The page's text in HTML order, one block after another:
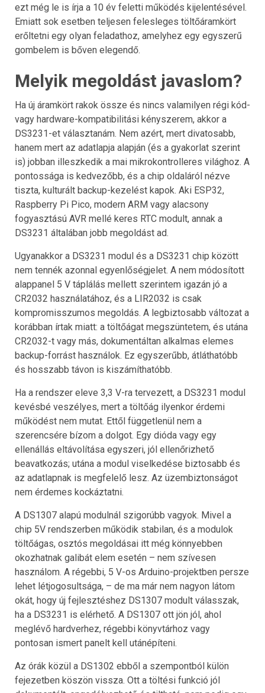
ezt még le is írja a 10 év feletti működés kijelentésével.
Emiatt sok esetben teljesen felesleges töltőáramkört
erőltetni egy olyan feladathoz, amelyhez egy egyszerű
gombelem is bőven elegendő.
Melyik megoldást javaslom?
Ha új áramkört rakok össze és nincs valamilyen régi kód-
vagy hardware-kompatibilitási kényszerem, akkor a
DS3231-et választanám. Nem azért, mert divatosabb,
hanem mert az adatlapja alapján (és a gyakorlat szerint
is) jobban illeszkedik a mai mikrokontrolleres világhoz. A
pontossága is kedvezőbb, és a chip oldaláról nézve
tiszta, kulturált backup-kezelést kapok. Aki ESP32,
Raspberry Pi Pico, modern ARM vagy alacsony
fogyasztású AVR mellé keres RTC modult, annak a
DS3231 általában jobb megoldást ad.
Ugyanakkor a DS3231 modul és a DS3231 chip között
nem tennék azonnal egyenlőségjelet. A nem módosított
alappanel 5 V táplálás mellett szerintem igazán jó a
CR2032 használatához, és a LIR2032 is csak
kompromisszumos megoldás. A legbiztosabb változat a
korábban írtak miatt: a töltőágat megszüntetem, és utána
CR2032-t vagy más, dokumentáltan alkalmas elemes
backup-forrást használok. Ez egyszerűbb, átláthatóbb
és hosszabb távon is kiszámíthatóbb.
Ha a rendszer eleve 3,3 V-ra tervezett, a DS3231 modul
kevésbé veszélyes, mert a töltőág ilyenkor érdemi
működést nem mutat. Ettől függetlenül nem a
szerencsére bízom a dolgot. Egy dióda vagy egy
ellenállás eltávolítása egyszeri, jól ellenőrizhető
beavatkozás; utána a modul viselkedése biztosabb és
az adatlapnak is megfelelő lesz. Az üzembiztonságot
nem érdemes kockáztatni.
A DS1307 alapú modulnál szigorúbb vagyok. Mivel a
chip 5V rendszerben működik stabilan, és a modulok
töltőágas, osztós megoldásai itt még könnyebben
okozhatnak galibát elem esetén – nem szívesen
használom. A régebbi, 5 V-os Arduino-projektben persze
lehet létjogosultsága, – de ma már nem nagyon látom
okát, hogy új fejlesztéshez DS1307 modult válasszak,
ha a DS3231 is elérhető. A DS1307 ott jön jól, ahol
meglévő hardverhez, régebbi könyvtárhoz vagy
pontosan ismert panelt kell utánépíteni.
Az órák közül a DS1302 ebből a szempontból külön
fejezetben köszön vissza. Ott a töltési funkció jól